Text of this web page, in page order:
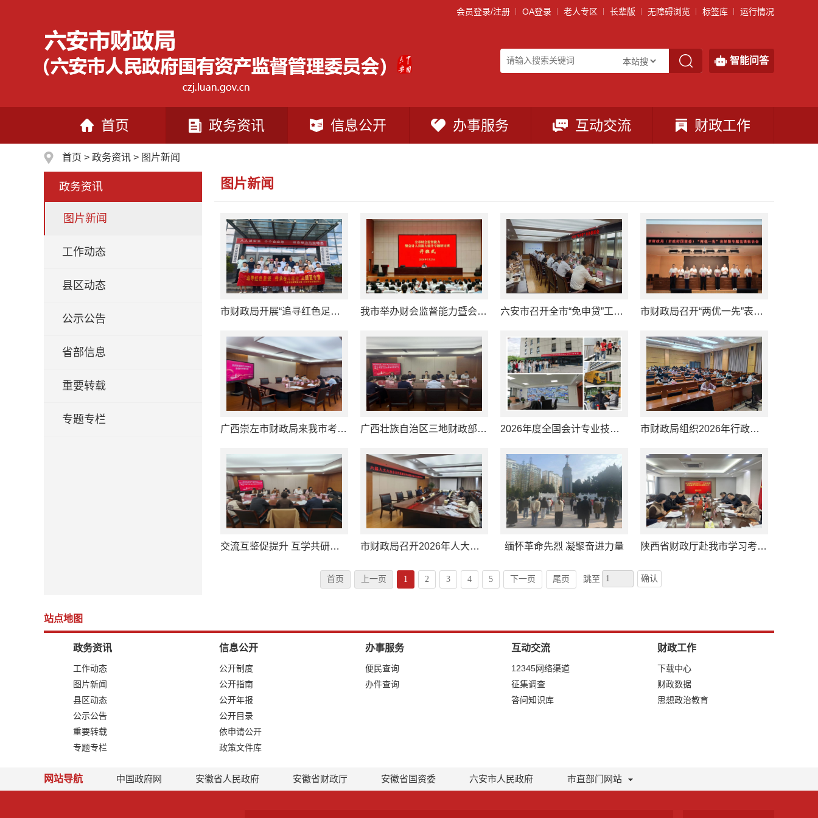
会员登录/注册 OA登录 老人专区 长辈版 无障碍浏览 标签库 运行情况
智能问答
首页 政务资讯 信息公开 办事服务 互动交流 财政工作
首页 > 政务资讯 > 图片新闻
政务资讯
图片新闻
工作动态
县区动态
公示公告
省部信息
重要转载
专题专栏
图片新闻
市财政局开展“追寻红色足迹 传承奋斗精神”主题夏令营活动 我市举办财会监督能力暨会计人员能力提升专题研讨班 六安市召开全市“免申贷”工作推进会全力推动财金协同助企扩面增效 市财政局召开“两优一先”表彰暨树立和践行正确政绩观学习教育专题党课报告会
广西崇左市财政局来我市考察调研财政管理工作 广西壮族自治区三地财政部门来我市考察学习预算绩效管理工作 2026年度全国会计专业技术初、高级资格考试（六安考区）圆满落幕 市财政局组织2026年行政执法资格认证专门法律知识考试
交流互鉴促提升 互学共研提质效 市财政局召开2026年人大代表建议政协提案交办会 缅怀革命先烈 凝聚奋进力量 陕西省财政厅赴我市学习考察预算绩效管理工作
首页 上一页 1 2 3 4 5 下一页 尾页 跳至 确认
站点地图
政务资讯
工作动态
图片新闻
县区动态
公示公告
重要转载
专题专栏
信息公开
公开制度
公开指南
公开年报
公开目录
依申请公开
政策文件库
办事服务
便民查询
办件查询
互动交流
12345网络渠道
征集调查
答问知识库
财政工作
下载中心
财政数据
思想政治教育
网站导航 中国政府网 安徽省人民政府 安徽省财政厅 安徽省国资委 六安市人民政府 市直部门网站